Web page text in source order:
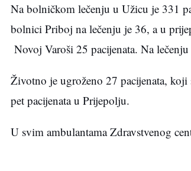
Na bolničkom lečenju u Užicu je 331
bolnici Priboj na lečenju je 36, a u
Novoj Varoši 25 pacijenata. Na
Životno je ugroženo 27 pacijenata,
pet pacijenata u Prijepolju.
U svim ambulantama Zdravstvenog